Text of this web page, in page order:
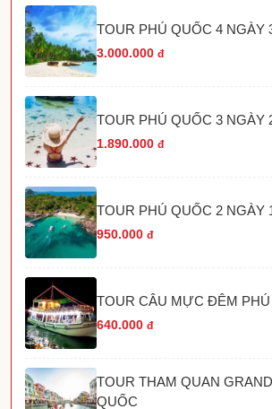
TOUR PHÚ QUỐC 4 NGÀY
3.000.000 đ
TOUR PHÚ QUỐC 3 NGÀY
1.890.000 đ
TOUR PHÚ QUỐC 2 NGÀY
950.000 đ
TOUR CÂU MỰC ĐÊM
640.000 đ
TOUR THAM QUAN
QUỐC